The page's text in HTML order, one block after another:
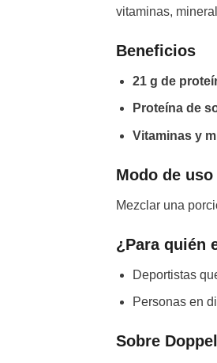
vitaminas,
Beneficios
21 g de
Proteína de
Vitaminas y
Modo de uso
Mezclar una
¿Para quién
Deportistas
Personas en
Sobre